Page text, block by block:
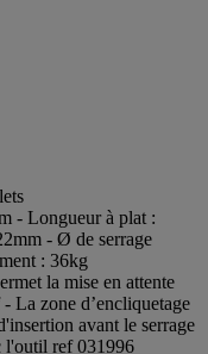
- Longueur à plat :
- Ø de serrage
: 36kg
la mise en attente
La zone d’encliquetage
avant le serrage
l'outil ref 031996